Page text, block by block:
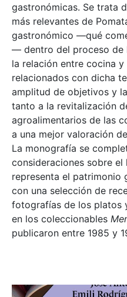
gastronómicas. Se trata
más relevantes de
gastronómico —qué
— dentro del proceso de
la relación entre cocina
relacionados con dicha
amplitud de objetivos y
tanto a la revitalización
agroalimentarios de las
a una mejor valoración
La monografía se
consideraciones sobre
representa el patrimonio
con una selección de
fotografías de los platos
en los coleccionables
publicaron entre 1985 y